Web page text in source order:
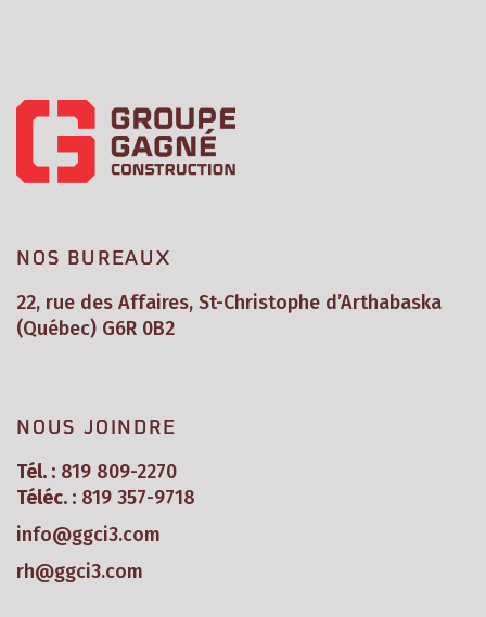
NOS BUREAUX
22, rue des Affaires, St-Christophe d’Arthabaska
(Québec) G6R 0B2
NOUS JOINDRE
Tél. : 819 809-2270
Téléc. : 819 357-9718
info@ggci3.com
rh@ggci3.com